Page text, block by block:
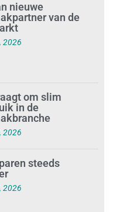
nieuwe
van de
2026
om slim
in de
2026
steeds
2026